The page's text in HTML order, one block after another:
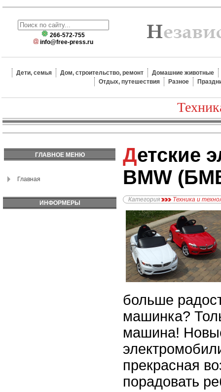
266-572-755
info@free-press.ru
Дети, семья Дом, строительство, ремонт
Домашние животные
Отдых, путешествия
Разное
ГЛАВНОЕ МЕНЮ
Главная
ИНФОРМЕРЫ
Детские электромобили
BMW
Категория Техника и
больше
машинка?
машина!
прекрасная
порадовать